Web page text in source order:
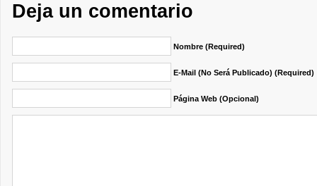
Deja un comentario
Nombre (required)
E-Mail (no Será Publicado) (required)
Página Web (opcional)